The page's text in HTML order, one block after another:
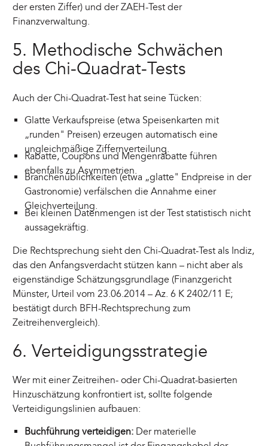
der ersten Ziffer) und der ZAEH-Test der
Finanzverwaltung.
5. Methodische Schwächen
des Chi-Quadrat-Tests
Auch der Chi-Quadrat-Test hat seine Tücken:
Glatte Verkaufspreise (etwa Speisenkarten mit
„runden" Preisen) erzeugen automatisch eine
ungleichmäßige Ziffernverteilung.
Rabatte, Coupons und Mengenrabatte führen
ebenfalls zu Asymmetrien.
Branchenüblichkeiten (etwa „glatte" Endpreise in der
Gastronomie) verfälschen die Annahme einer
Gleichverteilung.
Bei kleinen Datenmengen ist der Test statistisch nicht
aussagekräftig.
Die Rechtsprechung sieht den Chi-Quadrat-Test als Indiz,
das den Anfangsverdacht stützen kann – nicht aber als
eigenständige Schätzungsgrundlage (Finanzgericht
Münster, Urteil vom 23.06.2014 – Az. 6 K 2402/11 E;
bestätigt durch BFH-Rechtsprechung zum
Zeitreihenvergleich).
6. Verteidigungsstrategie
Wer mit einer Zeitreihen- oder Chi-Quadrat-basierten
Hinzuschätzung konfrontiert ist, sollte folgende
Verteidigungslinien aufbauen:
Buchführung verteidigen:Der materielle